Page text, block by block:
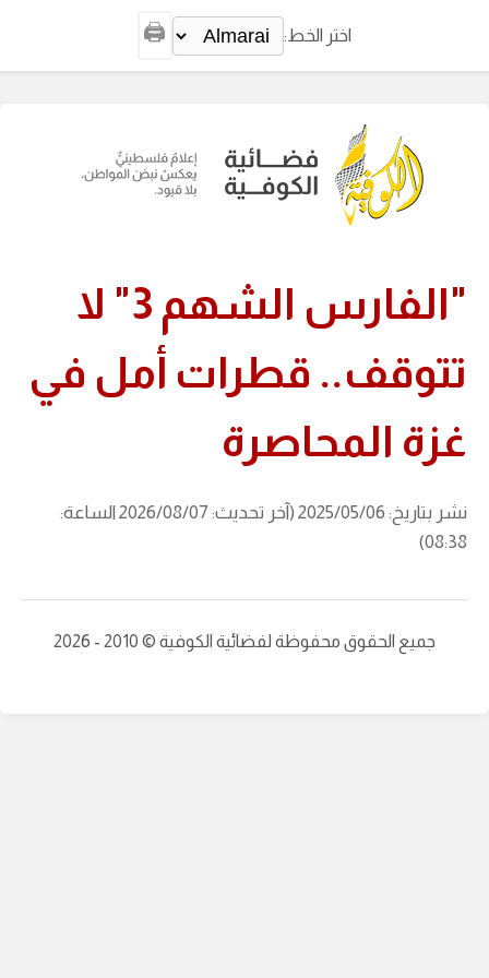
اختر الخط: 🖨️
"الفارس الشهم 3" لا
تتوقف.. قطرات أمل في
غزة المحاصرة
نشر بتاريخ: 2025/05/06 (آخر تحديث: 2026/08/07 الساعة:
08:38)
جميع الحقوق محفوظة لفضائية الكوفية © 2010 - 2026